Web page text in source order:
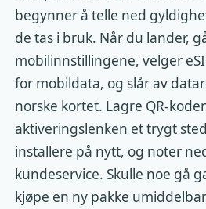
begynner å telle ned
de tas i bruk. Når du lander,
mobilinnstillingene, velger
for mobildata, og slår av
norske kortet. Lagre QR-
aktiveringslenken et trygt
installere på nytt, og noter
kundeservice. Skulle noe gå
kjøpe en ny pakke